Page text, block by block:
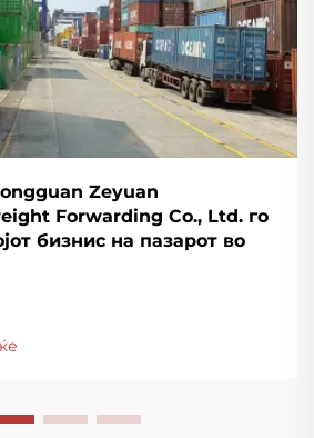
Zeyuan
Forwarding Co., Ltd. го
бизнис на пазарот во